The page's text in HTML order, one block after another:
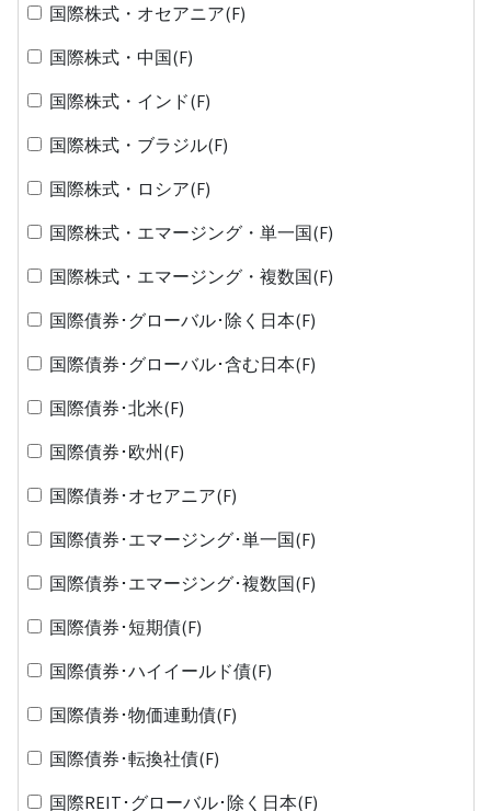
国際株式・オセアニア(F)
国際株式・中国(F)
国際株式・インド(F)
国際株式・ブラジル(F)
国際株式・ロシア(F)
国際株式・エマージング・単一国(F)
国際株式・エマージング・複数国(F)
国際債券･グローバル･除く日本(F)
国際債券･グローバル･含む日本(F)
国際債券･北米(F)
国際債券･欧州(F)
国際債券･オセアニア(F)
国際債券･エマージング･単一国(F)
国際債券･エマージング･複数国(F)
国際債券･短期債(F)
国際債券･ハイイールド債(F)
国際債券･物価連動債(F)
国際債券･転換社債(F)
国際REIT･グローバル･除く日本(F)